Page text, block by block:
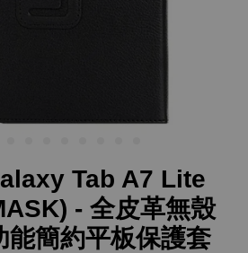
Tab A7 Lite
- 全皮革無殼
能簡約平板保護套